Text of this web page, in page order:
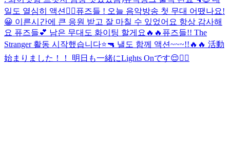
일도 열심히 액션❤️‍🔥퓨즈들 ! 오늘 음악방송 첫 무대 어땠나요!
😀 이른시간에 큰 응원 받고 잘 마칠 수 있었어요 항상 감사해
요 퓨즈들💕 남은 무대도 화이팅 할게요🔥🔥 퓨즈들!! The
Stranger 활동 시작했습니다⭐️🔫 낼도 함께 액션~~~!!🔥🔥 活動
始まりました！！ 明日も一緒にLights Onです😌❤️‍🔥